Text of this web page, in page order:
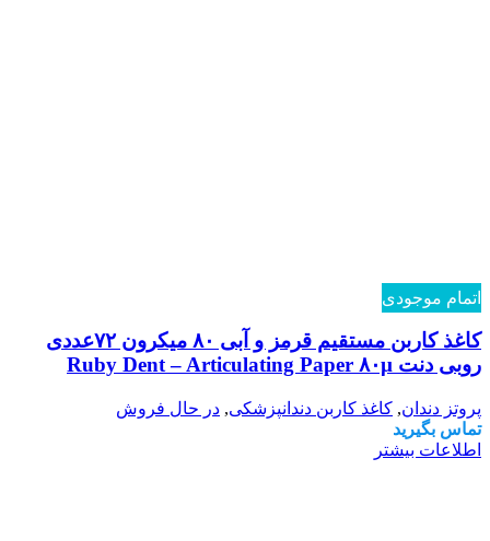
اتمام موجودی
کاغذ کاربن مستقیم قرمز و آبی ۸۰ میکرون ۷۲عددی
روبی دنت Ruby Dent – Articulating Paper ۸۰µ
پروتز دندان, کاغذ کاربن دندانپزشکی, در حال فروش
تماس بگیرید
اطلاعات بیشتر